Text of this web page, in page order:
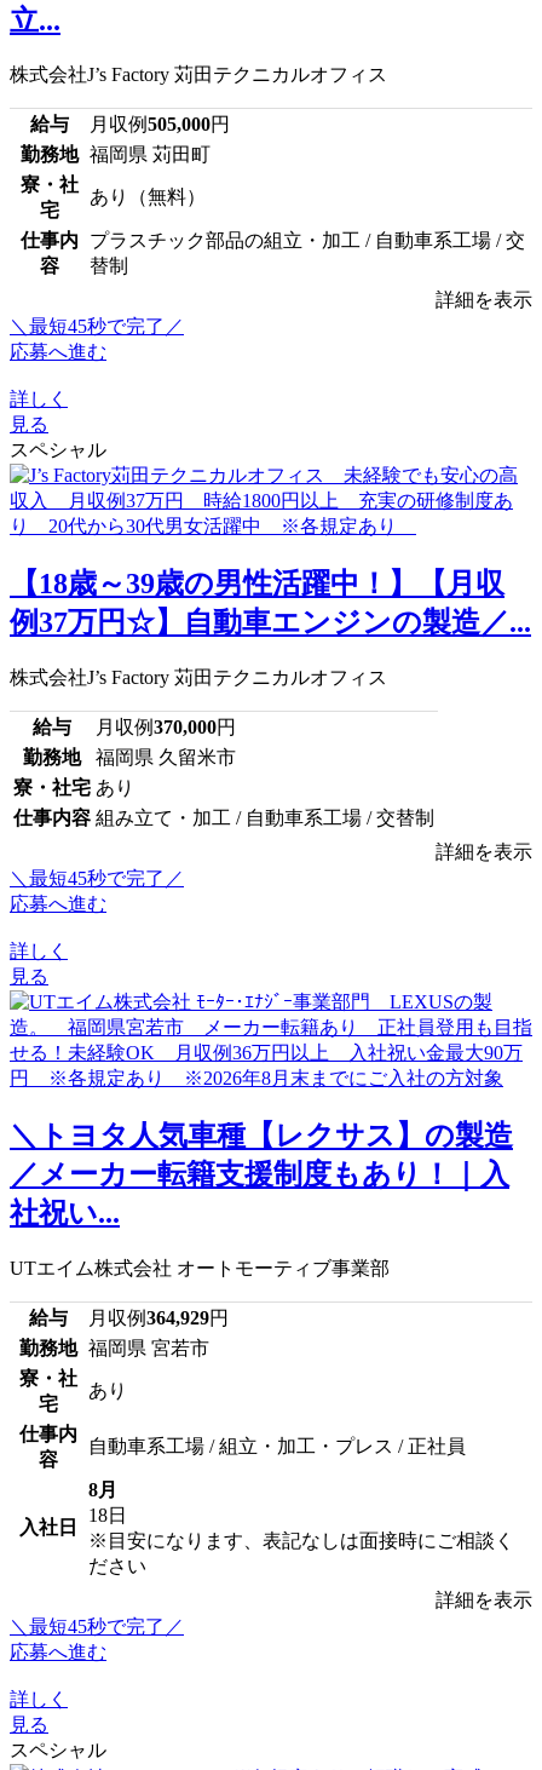
立...
株式会社J’s Factory 苅田テクニカルオフィス
給与 月収例505,000円
勤務地 福岡県 苅田町
寮・社
宅
あり（無料）
仕事内
容
プラスチック部品の組立・加工 / 自動車系工場 / 交
替制
詳細を表示
＼最短45秒で完了／
応募へ進む
詳しく
見る
スペシャル
【18歳～39歳の男性活躍中！】【月収
例37万円☆】自動車エンジンの製造／...
株式会社J’s Factory 苅田テクニカルオフィス
給与 月収例370,000円
勤務地
福岡県 久留米市
寮・社宅 あり
仕事内容 組み立て・加工 / 自動車系工場 / 交替制
詳細を表示
＼最短45秒で完了／
応募へ進む
詳しく
見る
＼トヨタ人気車種【レクサス】の製造
／メーカー転籍支援制度もあり！｜入
社祝い...
UTエイム株式会社 オートモーティブ事業部
給与 月収例364,929円
勤務地 福岡県 宮若市
寮・社
宅
あり
仕事内
容
自動車系工場 / 組立・加工・プレス / 正社員
入社日
8月
18日
※目安になります、表記なしは面接時にご相談く
ださい
詳細を表示
＼最短45秒で完了／
応募へ進む
詳しく
見る
スペシャル